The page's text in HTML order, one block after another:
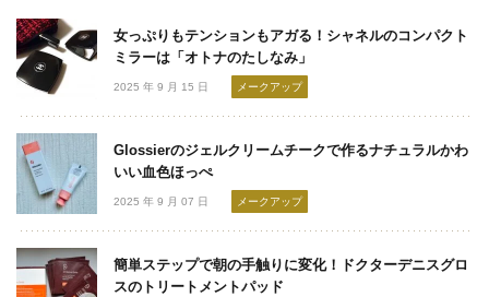
女っぷりもテンションもアガる！シャネルのコンパクト
ミラーは「オトナのたしなみ」
2025 年 9 月 15 日 メークアップ
Glossierのジェルクリームチークで作るナチュラルかわ
いい血色ほっぺ
2025 年 9 月 07 日 メークアップ
簡単ステップで朝の手触りに変化！ドクターデニスグロ
スのトリートメントパッド